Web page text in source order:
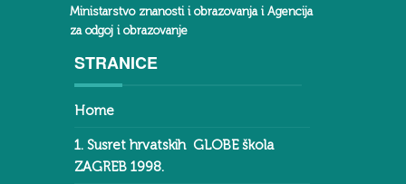
Ministarstvo znanosti i obrazovanja i Agencija
za odgoj i obrazovanje
STRANICE
Home
1. Susret hrvatskih GLOBE škola
ZAGREB 1998.